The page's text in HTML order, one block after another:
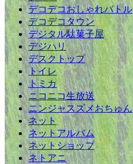
デコデコおしゃれバトル
デコデコタウン
デジタル駄菓子屋
デジハリ
デスクトップ
トイレ
トミカ
ニコニコ生放送
ニンジャスズメおちゅん
ネット
ネットアルバム
ネットショップ
ネトアニ